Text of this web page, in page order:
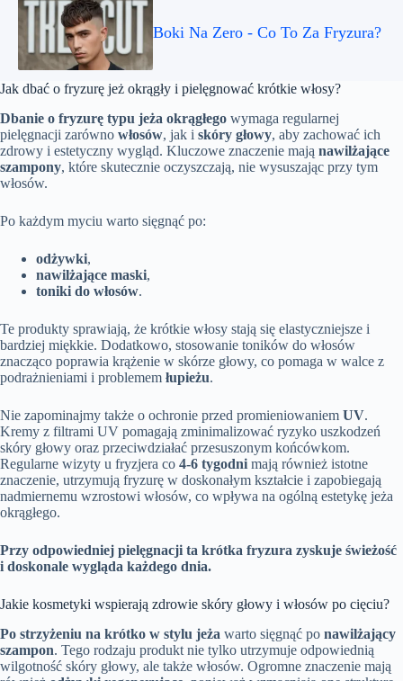
Boki Na Zero - Co To Za Fryzura?
Jak dbać o fryzurę jeż okrągły i pielęgnować krótkie włosy?
Dbanie o fryzurę typu jeża okrągłego wymaga regularnej
pielęgnacji zarówno włosów, jak i skóry głowy, aby zachować ich
zdrowy i estetyczny wygląd. Kluczowe znaczenie mają nawilżające
szampony, które skutecznie oczyszczają, nie wysuszając przy tym
włosów.
Po każdym myciu warto sięgnąć po:
odżywki,
nawilżające maski,
toniki do włosów.
Te produkty sprawiają, że krótkie włosy stają się elastyczniejsze i
bardziej miękkie. Dodatkowo, stosowanie toników do włosów
znacząco poprawia krążenie w skórze głowy, co pomaga w walce z
podrażnieniami i problemem łupieżu.
Nie zapominajmy także o ochronie przed promieniowaniem UV.
Kremy z filtrami UV pomagają zminimalizować ryzyko uszkodzeń
skóry głowy oraz przeciwdziałać przesuszonym końcówkom.
Regularne wizyty u fryzjera co 4-6 tygodni mają również istotne
znaczenie, utrzymują fryzurę w doskonałym kształcie i zapobiegają
nadmiernemu wzrostowi włosów, co wpływa na ogólną estetykę jeża
okrągłego.
Przy odpowiedniej pielęgnacji ta krótka fryzura zyskuje świeżość
i doskonale wygląda każdego dnia.
Jakie kosmetyki wspierają zdrowie skóry głowy i włosów po cięciu?
Po strzyżeniu na krótko w stylu jeża warto sięgnąć po nawilżający
szampon. Tego rodzaju produkt nie tylko utrzymuje odpowiednią
wilgotność skóry głowy, ale także włosów. Ogromne znaczenie mają